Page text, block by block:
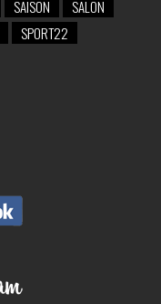
SAISON
SALON
SPORT22